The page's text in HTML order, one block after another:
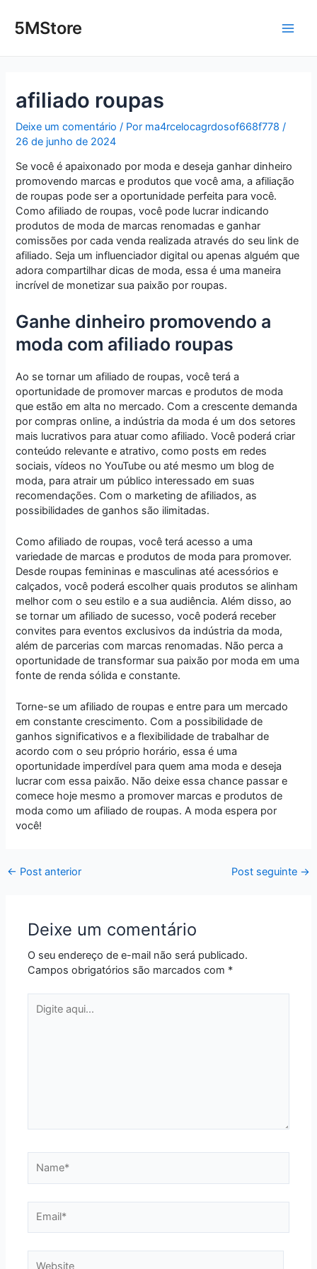
para5MStore
afiliado roupas
Deixe um comentário / Por ma4rcelocagrdosof668f778/
26 de junho de 2024
Se você é apaixonado por moda e deseja ganhar dinheiro
promovendo marcas e produtos que você ama, a afiliação
de roupas pode ser a oportunidade perfeita para você.
Como afiliado de roupas, você pode lucrar indicando
produtos de moda de marcas renomadas e ganhar
comissões por cada venda realizada através do seu link de
afiliado. Seja um influenciador digital ou apenas alguém que
adora compartilhar dicas de moda, essa é uma maneira
incrível de monetizar sua paixão por roupas.
Ganhe dinheiro promovendo a
moda com afiliado roupas
Ao se tornar um afiliado de roupas, você terá a
oportunidade de promover marcas e produtos de moda
que estão em alta no mercado. Com a crescente demanda
por compras online, a indústria da moda é um dos setores
mais lucrativos para atuar como afiliado. Você poderá criar
conteúdo relevante e atrativo, como posts em redes
sociais, vídeos no YouTube ou até mesmo um blog de
moda, para atrair um público interessado em suas
recomendações. Com o marketing de afiliados, as
possibilidades de ganhos são ilimitadas.
Como afiliado de roupas, você terá acesso a uma
variedade de marcas e produtos de moda para promover.
Desde roupas femininas e masculinas até acessórios e
calçados, você poderá escolher quais produtos se alinham
melhor com o seu estilo e a sua audiência. Além disso, ao
se tornar um afiliado de sucesso, você poderá receber
convites para eventos exclusivos da indústria da moda,
além de parcerias com marcas renomadas. Não perca a
oportunidade de transformar sua paixão por moda em uma
fonte de renda sólida e constante.
Torne-se um afiliado de roupas e entre para um mercado
em constante crescimento. Com a possibilidade de
ganhos significativos e a flexibilidade de trabalhar de
acordo com o seu próprio horário, essa é uma
oportunidade imperdível para quem ama moda e deseja
lucrar com essa paixão. Não deixe essa chance passar e
comece hoje mesmo a promover marcas e produtos de
moda como um afiliado de roupas. A moda espera por
você!
navigation
← Post anterior Post seguinte →
Deixe um comentário
O seu endereço de e-mail não será publicado.
Campos obrigatórios são marcados com *
aqui...